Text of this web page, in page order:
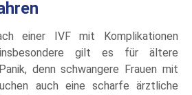
einer IVF mit Komplikationen
gilt es für ältere
denn schwangere Frauen mit
auch eine scharfe ärztliche